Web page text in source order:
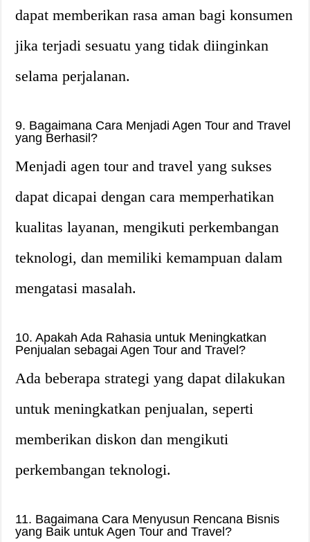
dapat memberikan rasa aman bagi konsumen
jika terjadi sesuatu yang tidak diinginkan
selama perjalanan.
9. Bagaimana Cara Menjadi Agen Tour and Travel
yang Berhasil?
Menjadi agen tour and travel yang sukses
dapat dicapai dengan cara memperhatikan
kualitas layanan, mengikuti perkembangan
teknologi, dan memiliki kemampuan dalam
mengatasi masalah.
10. Apakah Ada Rahasia untuk Meningkatkan
Penjualan sebagai Agen Tour and Travel?
Ada beberapa strategi yang dapat dilakukan
untuk meningkatkan penjualan, seperti
memberikan diskon dan mengikuti
perkembangan teknologi.
11. Bagaimana Cara Menyusun Rencana Bisnis
yang Baik untuk Agen Tour and Travel?